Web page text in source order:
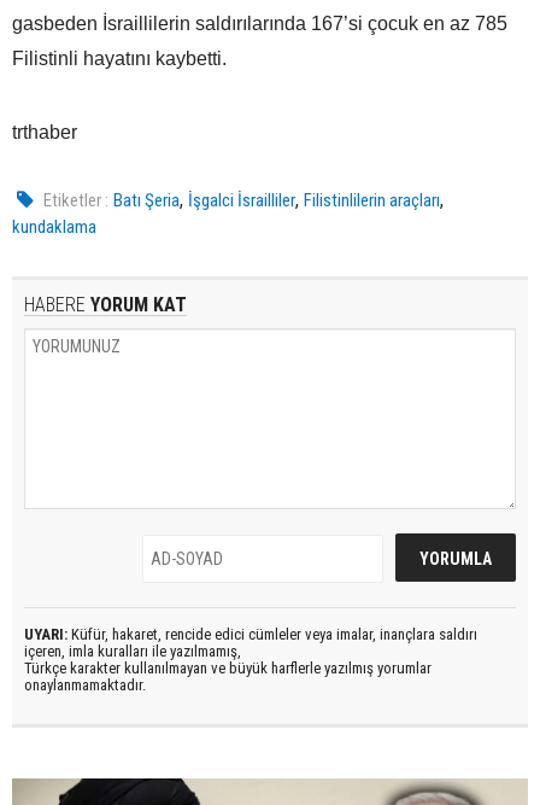
gasbeden İsraillilerin saldırılarında 167’si çocuk en az 785
Filistinli hayatını kaybetti.
trthaber
Etiketler : Batı Şeria, İşgalci İsrailliler,Filistinlilerin araçları,
kundaklama
HABERE YORUM KAT
UYARI: Küfür, hakaret, rencide edici cümleler veya imalar, inançlara saldırı
içeren, imla kuralları ile yazılmamış,
Türkçe karakter kullanılmayan ve büyük harflerle yazılmış yorumlar
onaylanmamaktadır.